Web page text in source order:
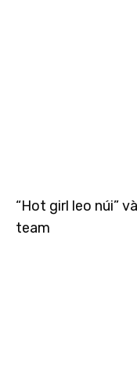
“Hot girl leo núi”
team